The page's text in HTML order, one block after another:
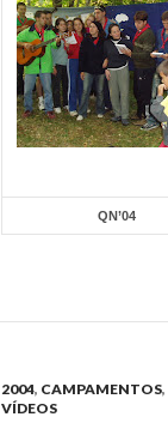
QN’04
2004, CAMPAMENTOS,
VÍDEOS